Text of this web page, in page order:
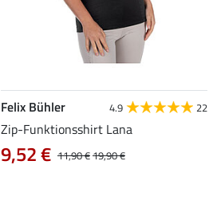
Felix Bühler 4.9 22
Zip-Funktionsshirt Lana
11,90 €19,90 €
9,52 €